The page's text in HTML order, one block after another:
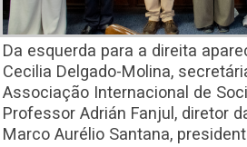
Da esquerda para a direita
Cecilia Delgado-Molina,
Associação Internacional de
Professor Adrián Fanjul, diretor
Marco Aurélio Santana,